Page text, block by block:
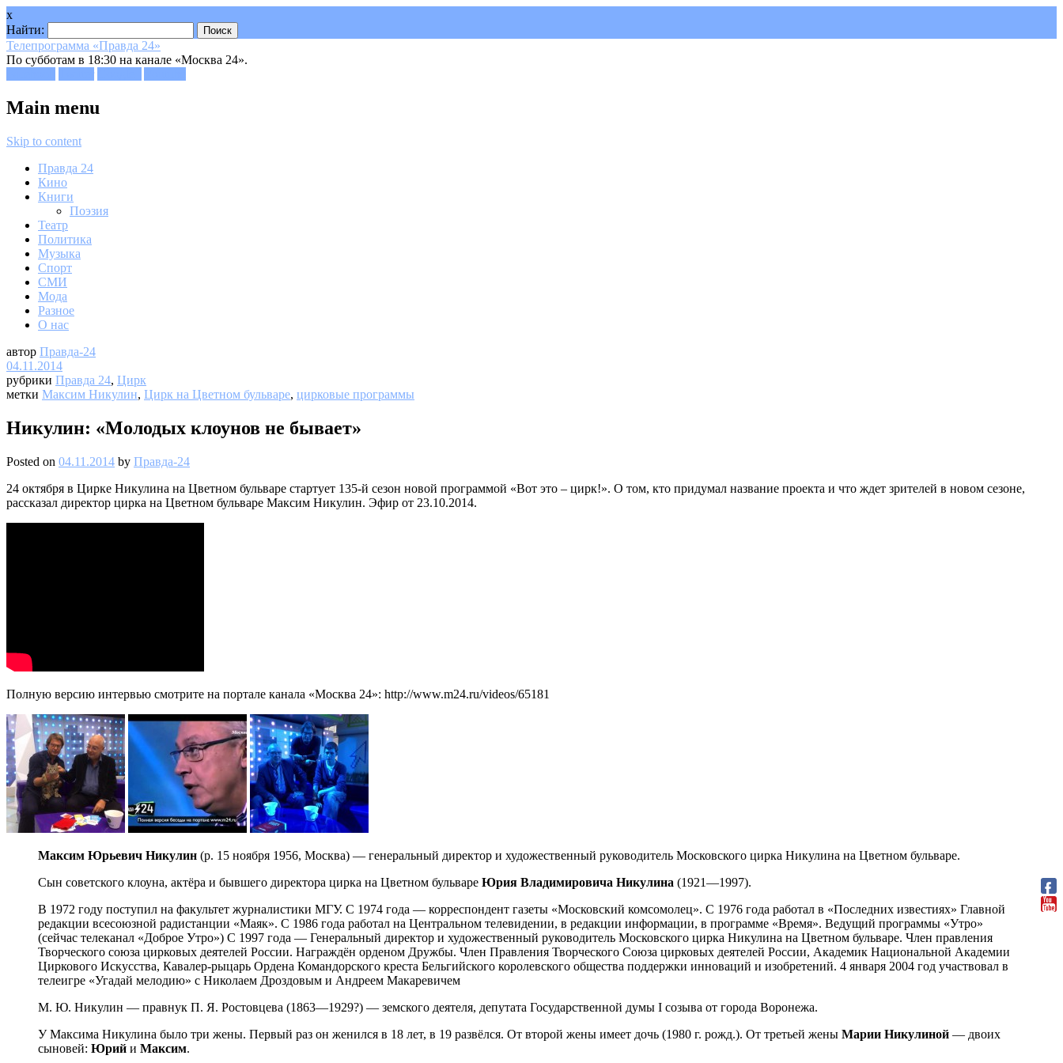
x
Найти:
Телепрограмма «Правда 24»
По субботам в 18:30 на канале «Москва 24».
Main menu
Skip to content
Правда 24
Кино
Книги
Поэзия
Театр
Политика
Музыка
Спорт
СМИ
Мода
Разное
О нас
автор Правда-24
04.11.2014
рубрики Правда 24, Цирк
метки Максим Никулин, Цирк на Цветном бульваре, цирковые программы
Никулин: «Молодых клоунов не бывает»
Posted on 04.11.2014 by Правда-24
24 октября в Цирке Никулина на Цветном бульваре стартует 135-й сезон новой программой «Вот это – цирк!». О том, кто придумал название проекта и что ждет зрителей в новом сезоне,
рассказал директор цирка на Цветном бульваре Максим Никулин. Эфир от 23.10.2014.
Полную версию интервью смотрите на портале канала «Москва 24»: http://www.m24.ru/videos/65181
Максим Юрьевич Никулин (р. 15 ноября 1956, Москва) — генеральный директор и художественный руководитель Московского цирка Никулина на Цветном бульваре.
Сын советского клоуна, актёра и бывшего директора цирка на Цветном бульваре Юрия Владимировича Никулина (1921—1997).
В 1972 году поступил на факультет журналистики МГУ. С 1974 года — корреспондент газеты «Московский комсомолец». С 1976 года работал в «Последних известиях» Главной
редакции всесоюзной радистанции «Маяк». С 1986 года работал на Центральном телевидении, в редакции информации, в программе «Время». Ведущий программы «Утро»
(сейчас телеканал «Доброе Утро») С 1997 года — Генеральный директор и художественный руководитель Московского цирка Никулина на Цветном бульваре. Член правления
Творческого союза цирковых деятелей России. Награждён орденом Дружбы. Член Правления Творческого Союза цирковых деятелей России, Академик Национальной Академии
Циркового Искусства, Кавалер-рыцарь Ордена Командорского креста Бельгийского королевского общества поддержки инноваций и изобретений. 4 января 2004 год участвовал в
телеигре «Угадай мелодию» с Николаем Дроздовым и Андреем Макаревичем
М. Ю. Никулин — правнук П. Я. Ростовцева (1863—1929?) — земского деятеля, депутата Государственной думы I созыва от города Воронежа.
У Максима Никулина было три жены. Первый раз он женился в 18 лет, в 19 развёлся. От второй жены имеет дочь (1980 г. рожд.). От третьей жены Марии Никулиной — двоих
сыновей: Юрий и Максим.